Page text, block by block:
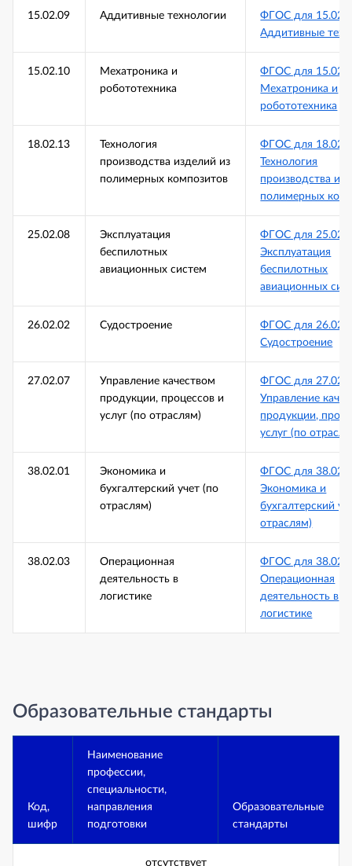
15.02.09 Аддитивные технологии
ФГОС для
Аддитивные
15.02.10
Мехатроника и
робототехника
ФГОС для
Мехатроника и
робототехника
18.02.13
Технология
производства изделий из
полимерных композитов
ФГОС для
Технология
производства
полимерных
25.02.08
Эксплуатация
беспилотных
авиационных систем
ФГОС для
Эксплуатация
беспилотных
авиационных
26.02.02 Судостроение
ФГОС для
Судостроение
27.02.07
Управление качеством
продукции, процессов и
услуг (по отраслям)
ФГОС для
Управление
продукции,
услуг (по
38.02.01
Экономика и
бухгалтерский учет (по
отраслям)
ФГОС для
Экономика и
бухгалтерский
отраслям)
38.02.03
Операционная
деятельность в
логистике
ФГОС для
Операционная
деятельность в
логистике
Образовательные стандарты
Код,
шифр
Наименование
профессии,
специальности,
направления
подготовки
Образовательные
стандарты
отсутствует